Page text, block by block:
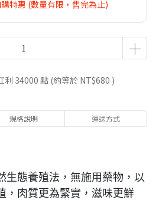
特惠 (數量有限，售完為止)
利 34000 點 (約等於 NT$680 )
規格說明 運送方式
生態養殖法，無施用藥物，以
，肉質更為緊實，滋味更鮮